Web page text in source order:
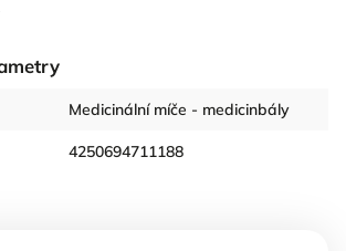
Medicinální míče - medicinbály
4250694711188